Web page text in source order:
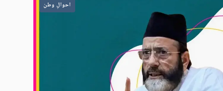
احوالِ وطن